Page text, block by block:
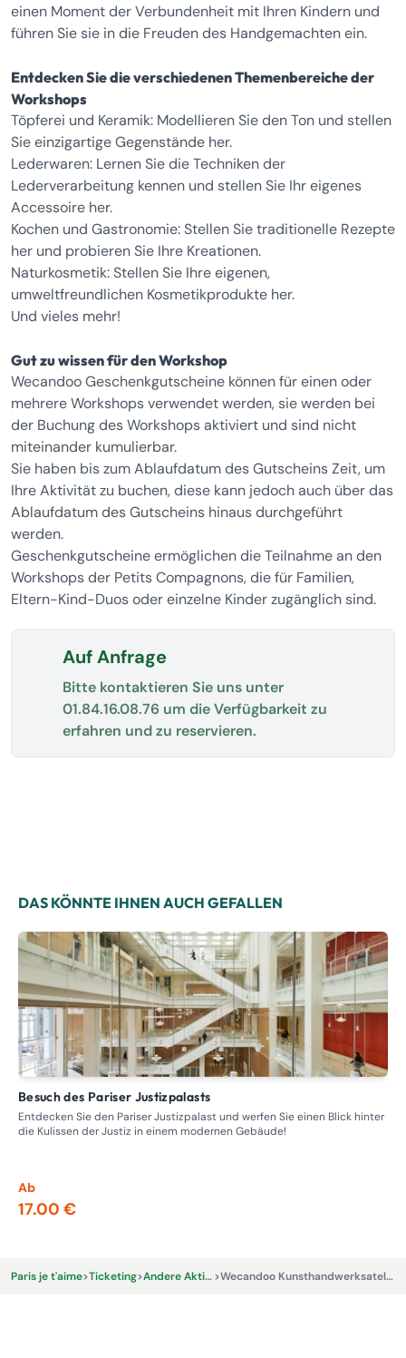
einen Moment der Verbundenheit mit Ihren Kindern und
führen Sie sie in die Freuden des Handgemachten ein.
Entdecken Sie die verschiedenen Themenbereiche der
Workshops
Töpferei und Keramik: Modellieren Sie den Ton und stellen
Sie einzigartige Gegenstände her.
Lederwaren: Lernen Sie die Techniken der
Lederverarbeitung kennen und stellen Sie Ihr eigenes
Accessoire her.
Kochen und Gastronomie: Stellen Sie traditionelle Rezepte
her und probieren Sie Ihre Kreationen.
Naturkosmetik: Stellen Sie Ihre eigenen,
umweltfreundlichen Kosmetikprodukte her.
Und vieles mehr!
Gut zu wissen für den Workshop
Wecandoo Geschenkgutscheine können für einen oder
mehrere Workshops verwendet werden, sie werden bei
der Buchung des Workshops aktiviert und sind nicht
miteinander kumulierbar.
Sie haben bis zum Ablaufdatum des Gutscheins Zeit, um
Ihre Aktivität zu buchen, diese kann jedoch auch über das
Ablaufdatum des Gutscheins hinaus durchgeführt
werden.
Geschenkgutscheine ermöglichen die Teilnahme an den
Workshops der Petits Compagnons, die für Familien,
Eltern-Kind-Duos oder einzelne Kinder zugänglich sind.
Auf Anfrage
Bitte kontaktieren Sie uns unter
01.84.16.08.76 um die Verfügbarkeit zu
erfahren und zu reservieren.
DAS KÖNNTE IHNEN AUCH GEFALLEN
Besuch des Pariser Justizpalasts
Entdecken Sie den Pariser Justizpalast und werfen Sie einen Blick hinter
die Kulissen der Justiz in einem modernen Gebäude!
Ab
17.00 €
Paris je t'aime>Ticketing> Andere Aktivitäten und Erlebnisse > Wecandoo Kunsthandwerksateliers in Paris: Entdecken Sie einzigartige Fertigkeiten!